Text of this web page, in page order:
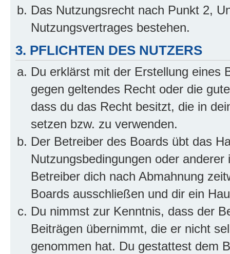
Das Nutzungsrecht nach Punkt 2,
Nutzungsvertrages bestehen.
3. PFLICHTEN DES NUTZERS
Du erklärst mit der Erstellung eines
gegen geltendes Recht oder die
dass du das Recht besitzt, die in
setzen bzw. zu verwenden.
Der Betreiber des Boards übt das
Nutzungsbedingungen oder
Betreiber dich nach Abmahnung
Boards ausschließen und dir ein
Du nimmst zur Kenntnis, dass der
Beiträgen übernimmt, die er nicht
genommen hat. Du gestattest dem